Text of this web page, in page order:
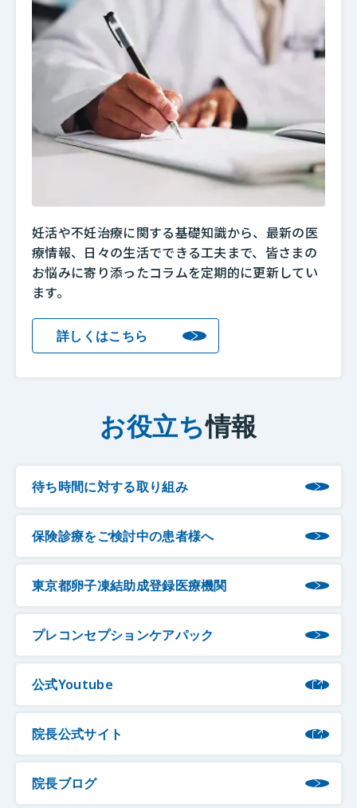
妊活や不妊治療に関する基礎知識から、最新の医
療情報、日々の生活でできる工夫まで、皆さまの
お悩みに寄り添ったコラムを定期的に更新してい
ます。
詳しくはこちら
お役立ち情報
待ち時間に対する取り組み
保険診療をご検討中の患者様へ
東京都卵子凍結助成登録医療機関
プレコンセプションケアパック
公式Youtube
院長公式サイト
院長ブログ